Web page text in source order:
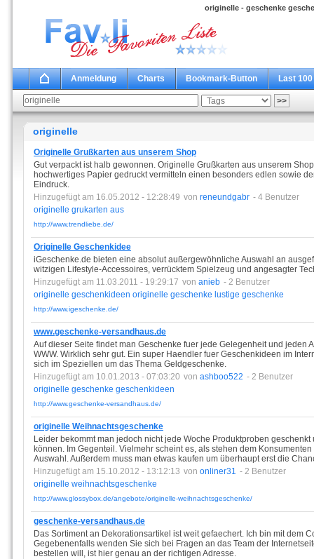
originelle - geschenke
Anmeldung Charts Bookmark-Button Last 100
originelle
Originelle Grußkarten aus unserem Shop
Gut verpackt ist halb gewonnen. Originelle Grußkarten aus unserem
hochwertiges Papier gedruckt vermitteln einen besonders edlen sowie
Eindruck.
Hinzugefügt am 16.05.2012 - 12:28:49 von reneundgabr - 4 Benutzer
originelle grukarten aus
http://www.trendliebe.de/
Originelle Geschenkidee
iGeschenke.de bieten eine absolut außergewöhnliche Auswahl an
witzigen Lifestyle-Accessoires, verrücktem Spielzeug und angesagter
Hinzugefügt am 11.03.2011 - 19:29:17 von anieb - 2 Benutzer
originelle geschenkideen originelle geschenke lustige geschenke
http://www.igeschenke.de/
www.geschenke-versandhaus.de
Auf dieser Seite findet man Geschenke fuer jede Gelegenheit und jeden
WWW. Wirklich sehr gut. Ein super Haendler fuer Geschenkideen im
sich im Speziellen um das Thema Geldgeschenke.
Hinzugefügt am 10.01.2013 - 07:03:20 von ashboo522 - 2 Benutzer
originelle geschenke geschenkideen
http://www.geschenke-versandhaus.de/
originelle Weihnachtsgeschenke
Leider bekommt man jedoch nicht jede Woche Produktproben
können. Im Gegenteil. Vielmehr scheint es, als stehen dem
Auswahl. Außerdem muss man etwas kaufen um überhaupt erst die
Hinzugefügt am 15.10.2012 - 13:12:13 von onliner31 - 2 Benutzer
originelle weihnachtsgeschenke
http://www.glossybox.de/angebote/originelle-weihnachtsgeschenke/
geschenke-versandhaus.de
Das Sortiment an Dekorationsartikel ist weit gefaechert. Ich bin mit dem
Gegebenenfalls wenden Sie sich bei Fragen an das Team der
bestellen will, ist hier genau an der richtigen Adresse.